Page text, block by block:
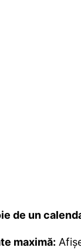
de un
maximă: